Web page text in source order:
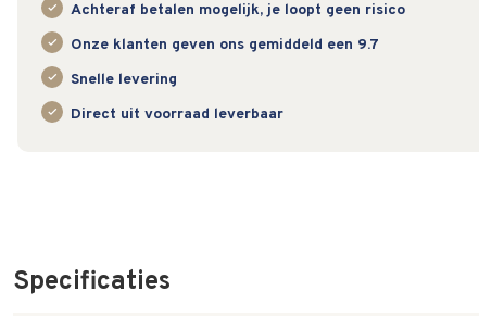
Achteraf betalen mogelijk, je loopt geen risico
Onze klanten geven ons gemiddeld een 9.7
Snelle levering
Direct uit voorraad leverbaar
Specificaties